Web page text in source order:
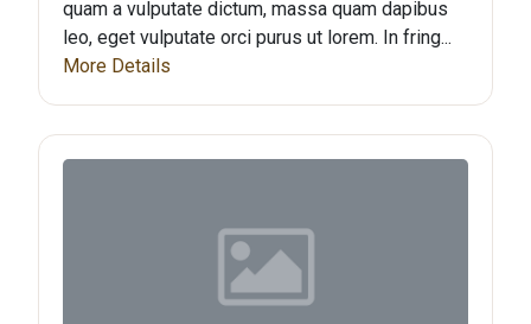
quam a vulputate dictum, massa quam dapibus
leo, eget vulputate orci purus ut lorem. In fring...
More Details